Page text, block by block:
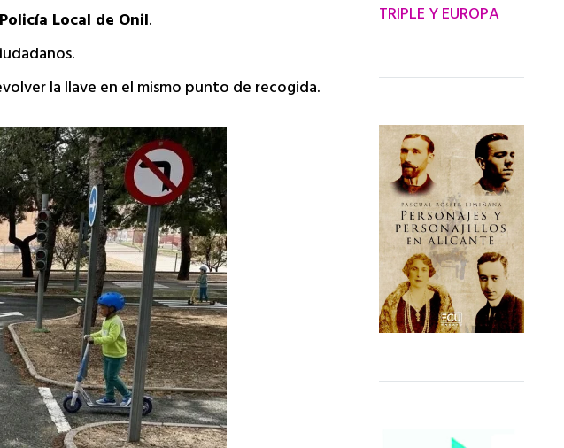
Policía Local de Onil.
la llave en el mismo punto de recogida.
TRIPLE Y EUROPA